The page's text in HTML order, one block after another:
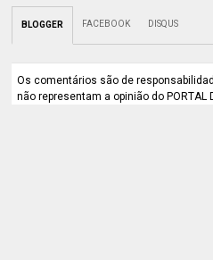
BLOGGER FACEBOOK DISQUS
Os comentários são de
não representam a opinião do PORTAL